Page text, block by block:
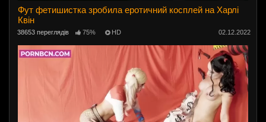
Фут фетишистка зробила еротичний косплей на Харлі
Квін
38653 переглядів 75% HD 02.12.2022